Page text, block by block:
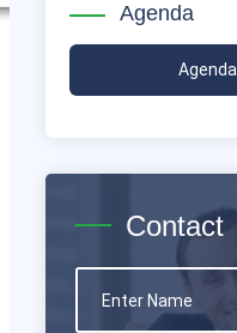
Agenda
Agenda
Contact